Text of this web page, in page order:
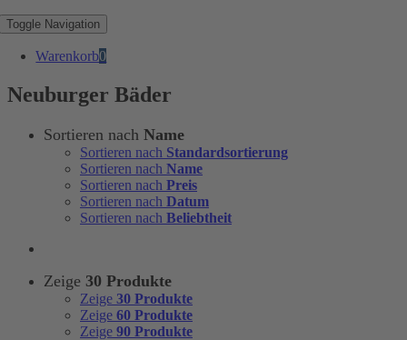
Toggle Navigation
Warenkorb0
Neuburger Bäder
Sortieren nach Name
Sortieren nach Standardsortierung
Sortieren nach Name
Sortieren nach Preis
Sortieren nach Datum
Sortieren nach Beliebtheit
Zeige 30 Produkte
Zeige 30 Produkte
Zeige 60 Produkte
Zeige 90 Produkte